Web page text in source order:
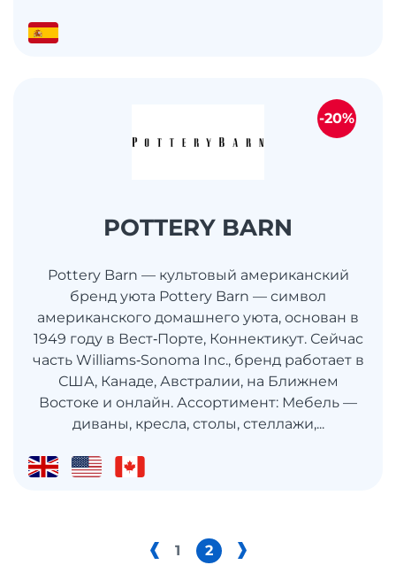
POTTERY BARN
Pottery Barn — культовый американский
бренд уюта Pottery Barn — символ
американского домашнего уюта, основан в
1949 году в Вест‑Порте, Коннектикут. Сейчас
часть Williams‑Sonoma Inc., бренд работает в
США, Канаде, Австралии, на Ближнем
Востоке и онлайн. Ассортимент: Мебель —
диваны, кресла, столы, стеллажи,...
-20%
1 2